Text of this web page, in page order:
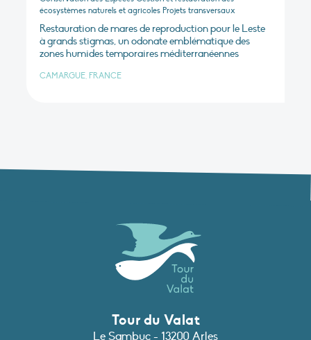
écosystèmes naturels et agricoles Projets transversaux
Restauration de mares de reproduction pour le Leste
à grands stigmas, un odonate emblématique des
zones humides temporaires méditerranéennes
CAMARGUE, FRANCE
Tour du Valat
Le Sambuc - 13200 Arles